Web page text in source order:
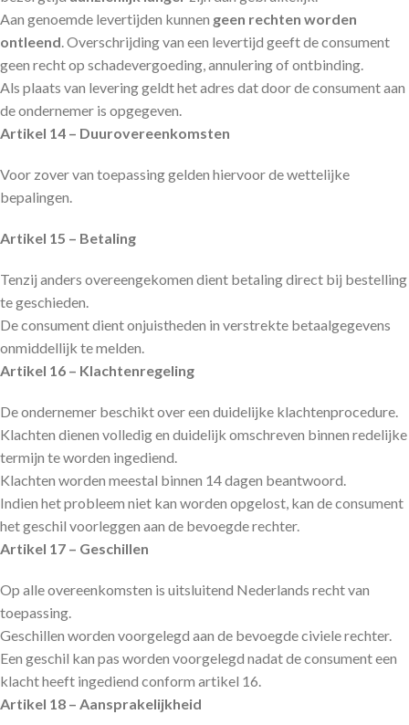
Aan genoemde levertijden kunnen geen rechten worden
ontleend. Overschrijding van een levertijd geeft de consument
geen recht op schadevergoeding, annulering of ontbinding.
Als plaats van levering geldt het adres dat door de consument aan
de ondernemer is opgegeven.
Artikel 14 – Duurovereenkomsten
Voor zover van toepassing gelden hiervoor de wettelijke
bepalingen.
Artikel 15 – Betaling
Tenzij anders overeengekomen dient betaling direct bij bestelling
te geschieden.
De consument dient onjuistheden in verstrekte betaalgegevens
onmiddellijk te melden.
Artikel 16 – Klachtenregeling
De ondernemer beschikt over een duidelijke klachtenprocedure.
Klachten dienen volledig en duidelijk omschreven binnen redelijke
termijn te worden ingediend.
Klachten worden meestal binnen 14 dagen beantwoord.
Indien het probleem niet kan worden opgelost, kan de consument
het geschil voorleggen aan de bevoegde rechter.
Artikel 17 – Geschillen
Op alle overeenkomsten is uitsluitend Nederlands recht van
toepassing.
Geschillen worden voorgelegd aan de bevoegde civiele rechter.
Een geschil kan pas worden voorgelegd nadat de consument een
klacht heeft ingediend conform artikel 16.
Artikel 18 – Aansprakelijkheid